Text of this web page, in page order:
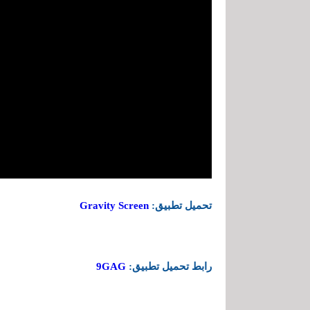
تحميل تطبيق: Gravity Screen
رابط تحميل تطبيق: 9GAG